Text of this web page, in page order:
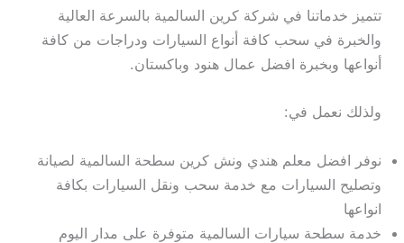
تتميز خدماتنا في شركة كرين السالمية بالسرعة العالية
والخبرة في سحب كافة أنواع السيارات ودراجات من كافة
أنواعها وبخبرة افضل عمال هنود وباكستان.
ولذلك نعمل في:
نوفر افضل معلم هندي ونش كرين سطحة السالمية لصيانة
وتصليح السيارات مع خدمة سحب ونقل السيارات بكافة
انواعها
خدمة سطحة سيارات السالمية متوفرة على مدار اليوم